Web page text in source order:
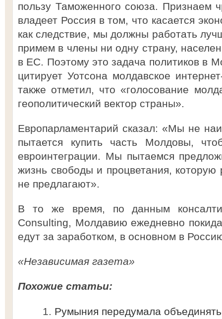
пользу Таможенного союза. Признаем
владеет Россия в том, что касается
как следствие, мы должны работать
примем в члены ни одну страну,
в ЕС. Поэтому это задача политиков в
цитирует Уотсона молдавское
также отметил, что «голосование
геополитический вектор страны».
Европарламентарий сказал: «Мы не
пытается купить часть Молдовы,
евроинтеграции. Мы пытаемся
жизнь свободы и процветания, которую
не предлагают».
В то же время, по данным
Consulting, Молдавию ежедневно
едут за заработком, в основном в
«Независимая газета»
Похожие статьи:
Румыния передумала